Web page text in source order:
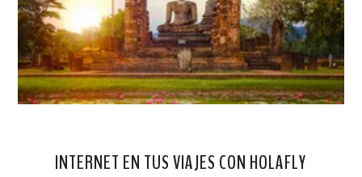
INTERNET EN TUS VIAJES CON HOLAFLY